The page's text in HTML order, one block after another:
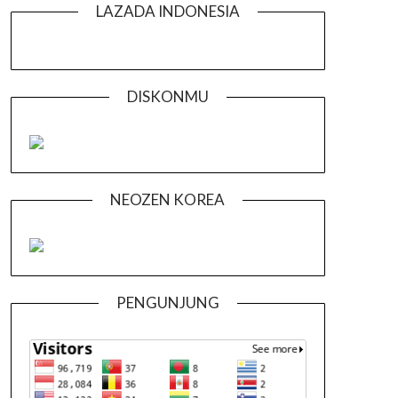
LAZADA INDONESIA
DISKONMU
NEOZEN KOREA
PENGUNJUNG